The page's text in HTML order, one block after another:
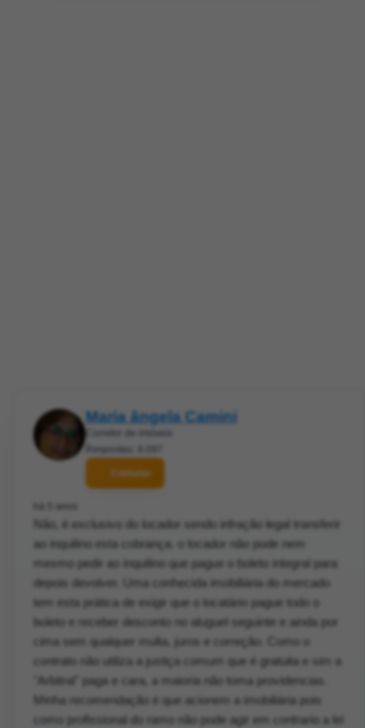
Maria ângela Camini
Contatar
Não, é exclusivo do locador sendo infração legal transferir
ao inquilino esta cobrança. o locador não pode nem
mesmo pedir ao inquilino que pague o boleto integral para
depois devolver. Uma conhecida imobiliária do mercado
tem esta prática de exigir que o locatário pague todo o
boleto e receber desconto no aluguel seguinte e ainda por
cima sem qualquer multa, juros e correção. Como o
contrato não utiliza a justiça comum que é gratuita e sim a
"Arbitral" paga e cara, a maioria não toma providencias.
Minha recomendação é que acionem a imobiliária pois
como profissional do ramo não pode agir em contrario a lei